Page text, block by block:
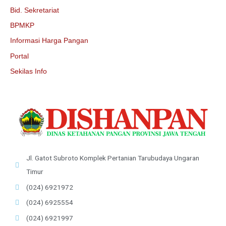
Bid. Sekretariat
BPMKP
Informasi Harga Pangan
Portal
Sekilas Info
Jl. Gatot Subroto Komplek Pertanian Tarubudaya Ungaran
Timur
(024) 6921972
(024) 6925554
(024) 6921997